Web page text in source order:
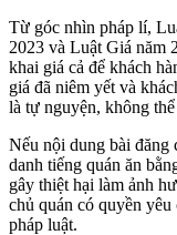
Từ góc nhìn pháp lí,
2023 và Luật Giá năm
khai giá cả để khách
giá đã niêm yết và
là tự nguyện, không
Nếu nội dung bài đăng
danh tiếng quán ăn
gây thiệt hại làm ảnh
chủ quán có quyền
pháp luật.